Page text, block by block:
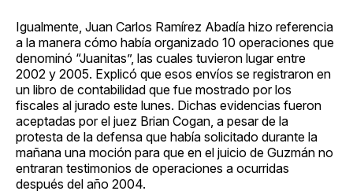
Igualmente, Juan Carlos Ramírez Abadía hizo referencia
a la manera cómo había organizado 10 operaciones que
denominó “Juanitas”, las cuales tuvieron lugar entre
2002 y 2005. Explicó que esos envíos se registraron en
un libro de contabilidad que fue mostrado por los
fiscales al jurado este lunes. Dichas evidencias fueron
aceptadas por el juez Brian Cogan, a pesar de la
protesta de la defensa que había solicitado durante la
mañana una moción para que en el juicio de Guzmán no
entraran testimonios de operaciones a ocurridas
después del año 2004.